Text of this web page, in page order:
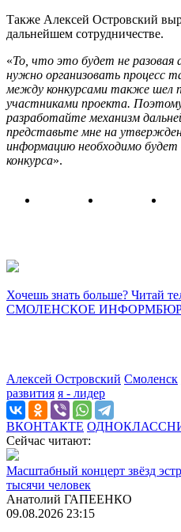
Также Алексей Островский
дальнейшем сотрудничестве.
«То, что это будет не разовая
нужно организовать процесс
между конкурсами также шел
участниками проекта.
разработайте механизм
представьте мне на
информацию необходимо будет
конкурса».
Хочешь знать больше? Читай
СМОЛЕНСКОЕ
Алексей Островский Смоленск
развития я - лидер
ВКОНТАКТЕ
Сейчас читают:
Масштабный концерт звёзд
тысячи человек
Анатолий ГАПЕЕНКО
09.08.2026 23:15